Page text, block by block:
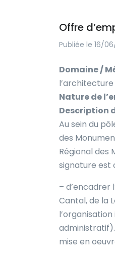
Offre
Publiée le 16/
Domaine /
l’architecture
Nature de
Description
Au sein du
des
Régional des
signature est
– d’encadrer
Cantal, de la
mise en